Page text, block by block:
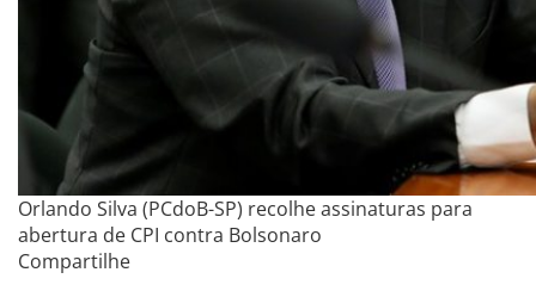
Orlando Silva (PCdoB-SP) recolhe assinaturas para
abertura de CPI contra Bolsonaro
Compartilhe